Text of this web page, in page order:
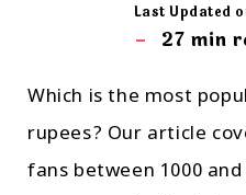
Last Updated
27 min
Which is the most
rupees? Our article
fans between 1000